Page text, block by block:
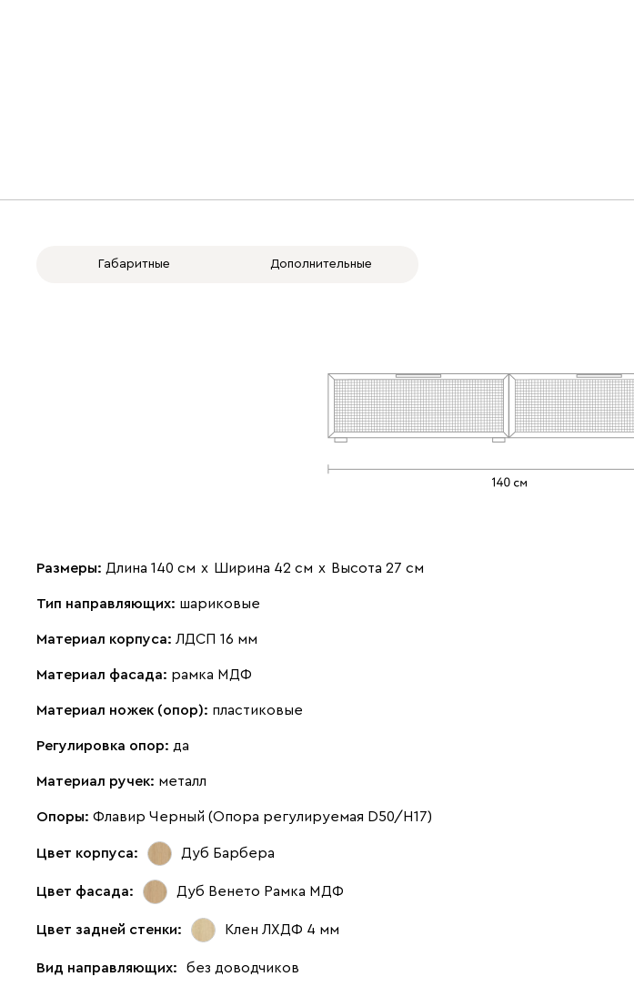
Габаритные Дополнительные
Размеры: Длина 140 см х Ширина 42 см х Высота 27 см
Тип направляющих: шариковые
Материал корпуса: ЛДСП 16 мм
Материал фасада: рамка МДФ
Материал ножек (опор): пластиковые
Регулировка опор: да
Материал ручек: металл
Опоры: Флавир Черный (Опора регулируемая D50/H17)
Цвет корпуса: Дуб Барбера
Цвет фасада: Дуб Венето Рамка МДФ
Цвет задней стенки: Клен ЛХДФ 4 мм
Вид направляющих: без доводчиков